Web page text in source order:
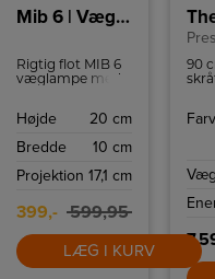
Mib 6 | Væg | Sort
Rigtig flot MIB 6
væglampe med
Højde
20 cm
Bredde
10 cm
Projektion 17,1 cm
399,- 599,95
LÆG I KURV
90